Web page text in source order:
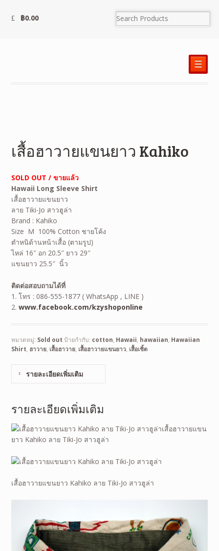
฿0.00
☰
เสื้อฮาวายแขนยาว Kahiko
SOLD OUT / ขายแล้ว
Hawaii Long Sleeve Shirt
เสื้อฮาวายแขนยาว
ลาย Tiki-Jo สาวฮูล่า
Brand : Kahiko
Size M 100% Cotton ชายโค้ง
ตำหนิด้านหน้าเสื้อ (ตามรูป)
ไหล่ 16″ อก 20.5″ ยาว 29″
แขนยาว 25.5″ นิ้ว
ติดต่อสอบถามได้ที่
1. โทร : 086-555-1877 ( WhatsApp , LINE )
2. www.facebook.com/kzyshoponline
หมวดหมู่: Sold out ป้ายกำกับ: cotton, Hawaii, hawaiian, Hawaiian
Shirt, ฮาวาย, เสื้อฮาวาย, เสื้อฮาวายแขนยาว, เสื้อเชิ้ต
รายละเอียดเพิ่มเติม
รายละเอียดเพิ่มเติม
เสื้อฮาวายแขน
ยาว Kahiko ลาย Tiki-Jo สาวฮูล่า
เสื้อฮาวายแขนยาว Kahiko ลาย Tiki-Jo สาวฮูล่า